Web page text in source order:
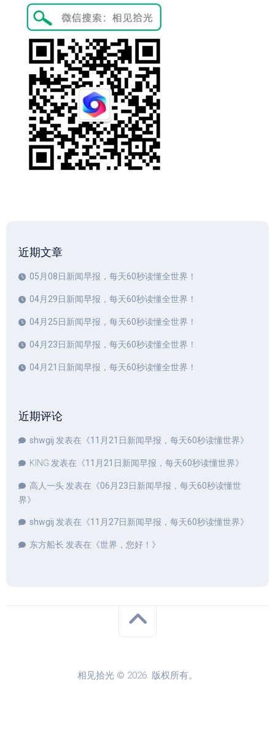
近期文章
05月08日新闻早报，每天60秒读懂全世界！
04月29日新闻早报，每天60秒读懂全世界！
04月25日新闻早报，每天60秒读懂全世界！
04月23日新闻早报，每天60秒读懂全世界！
04月21日新闻早报，每天60秒读懂全世界！
近期评论
shwgij 发表在《11月21日新闻早报，每天60秒读懂世界》
KING 发表在《11月21日新闻早报，每天60秒读懂世界》
高人一头发表在《06月23日新闻早报，每天60秒读懂世
界》
shwgij 发表在《11月27日新闻早报，每天60秒读懂世界》
东方船长 发表在《世界，您好！ 》
相见拾光 © 2026. 版权所有。